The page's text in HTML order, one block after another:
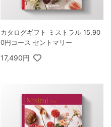
カタログギフト ミストラル 15,90
0円コース セントマリー
17,490円